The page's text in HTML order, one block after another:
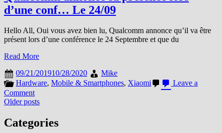
Mix
d’une conf… Le 24/09
Hello All, Oui vous avez bien lu, Qualcomm annonce qu’il va être
présent lors d’une conférence le 24 Septembre et que du
Read More
09/21/201910/28/2020
Mike
Hardware, Mobile & Smartphones, Xiaomi
Leave a
Commenton
Qualcomm
sa
présence
Posts
navigation
Older posts
Categories